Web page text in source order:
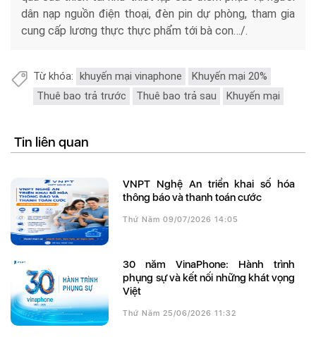
dân nạp nguồn điện thoại, đèn pin dự phòng, tham gia
cung cấp lương thực thực phẩm tới bà con…/.
Từ khóa: khuyến mại vinaphone
Khuyến mại 20%
Thuê bao trả trước
Thuê bao trả sau Khuyến mại
Tin liên quan
VNPT Nghệ An triển khai số hóa
thông báo và thanh toán cước
Thứ Năm 09/07/2026 14:05
30 năm VinaPhone: Hành trình
phụng sự và kết nối những khát vọng
Việt
Thứ Năm 25/06/2026 11:32